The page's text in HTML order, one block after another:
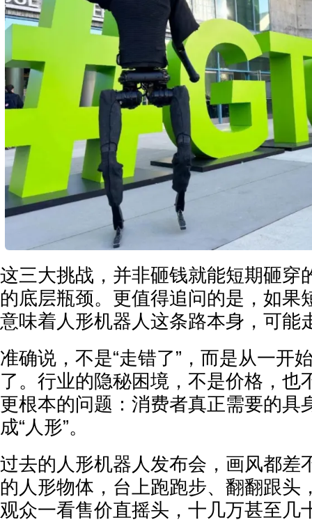
这三大挑战，并非砸钱就能短期砸穿
的底层瓶颈。更值得追问的是，如果
意味着人形机器人这条路本身，可能
准确说，不是“走错了”，而是从一开
了。行业的隐秘困境，不是价格，也
更根本的问题：消费者真正需要的具
成“人形”。
过去的人形机器人发布会，画风都差
的人形物体，台上跑跑步、翻翻跟头
观众一看售价直摇头，十几万甚至几